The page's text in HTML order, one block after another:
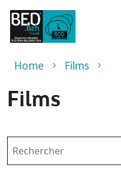
Skip to main content
Breadcrumb
Home Films
Films